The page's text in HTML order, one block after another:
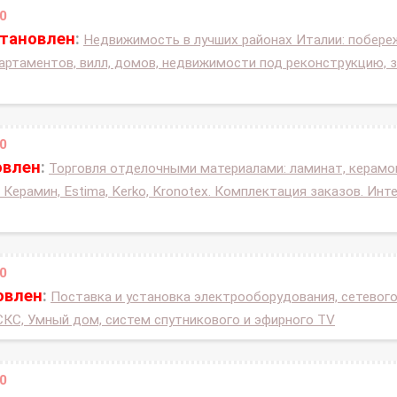
0
: Недвижимость в лучших районах Италии:
вилл, домов, недвижимости под реконструкцию,
0
: Торговля отделочными материалами: ламинат,
Estima, Kerko, Kronotex. Комплектация заказов.
0
: Поставка и установка электрооборудования,
Умный дом, систем спутникового и эфирного TV
0